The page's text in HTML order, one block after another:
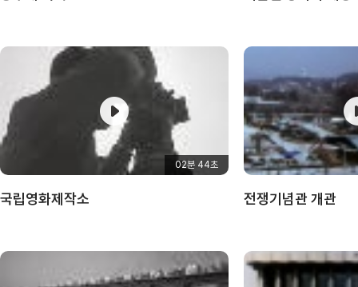
02분 44초
국립영화제작소 전쟁기념관 개관